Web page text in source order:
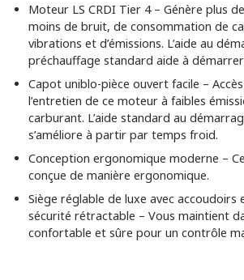
Moteur LS CRDI Tier 4 – Génère plus
moins de bruit, de consommation de
vibrations et d’émissions. L’aide au
préchauffage standard aide à
Capot uniblo-pièce ouvert facile –
l’entretien de ce moteur à faibles
carburant. L’aide standard au
s’améliore à partir par temps froid.
Conception ergonomique moderne –
conçue de manière ergonomique.
Siège réglable de luxe avec accoudoirs
sécurité rétractable – Vous maintient
confortable et sûre pour un contrôle